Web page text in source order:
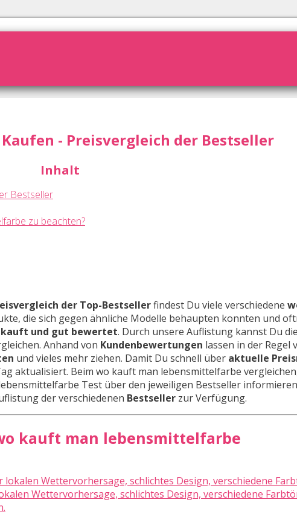
- Preisvergleich der Bestseller
Inhalt
Bestseller
zu beachten?
der Top-Bestsellerfindest Du viele verschiedene
die sich gegen ähnliche Modelle behaupten konnten und
und gut bewertet. Durch unsere Auflistung kannst Du die
Anhand von Kundenbewertungen lassen in der Regel
und vieles mehr ziehen. Damit Du schnell über aktuelle
aktualisiert. Beim wo kauft man lebensmittelfarbe
Test über den jeweiligen Bestseller
der verschiedenen Bestseller zur Verfügung.
kauft man lebensmittelfarbe
Wettervorhersage, schlichtes Design, verschiedene